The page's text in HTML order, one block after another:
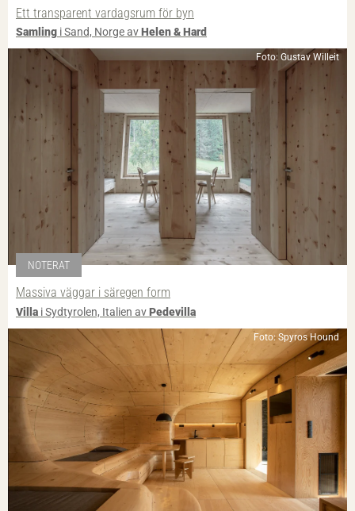
Ett transparent vardagsrum för byn
Samling i Sand, Norge avHelen & Hard
Foto: Gustav Willeit
NOTERAT
Massiva väggar i säregen form
Villa i Sydtyrolen, Italien avPedevilla
Foto: Spyros Hound